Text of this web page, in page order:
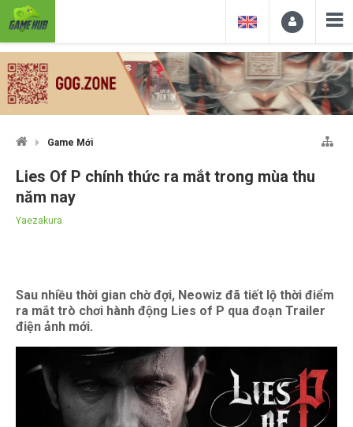
Game Mới
Lies Of P chính thức ra mắt trong mùa thu
năm nay
Yaezakura
Sau nhiều thời gian chờ đợi, Neowiz đã tiết lộ thời điểm
ra mắt trò chơi hành động Lies of P qua đoạn Trailer
điện ảnh mới.